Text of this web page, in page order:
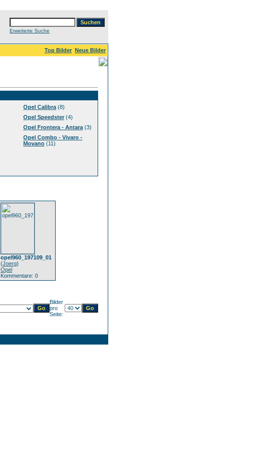
Erweiterte Suche
Top Bilder Neue Bilder
Opel Calibra (8)
Opel Speedster(4)
Opel Frontera - Antara (3)
Opel Combo - Vivaro -
Movano (11)
opel960_197109_01
(Joerg)
Opel
Kommentare: 0
Bilder
pro
Seite: